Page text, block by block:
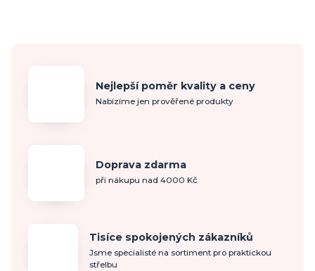
Nejlepší poměr kvality a ceny
Nabízíme jen prověřené produkty
Doprava zdarma
při nákupu nad 4000 Kč
Tisíce spokojených zákazníků
Jsme specialisté na sortiment pro praktickou
střelbu